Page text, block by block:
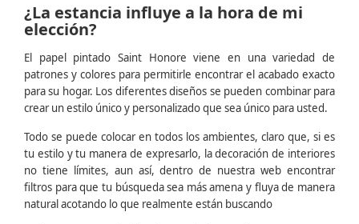
¿La estancia influye a la hora de mi
elección?
El papel pintado Saint Honore viene en una variedad de
patrones y colores para permitirle encontrar el acabado exacto
para su hogar. Los diferentes diseños se pueden combinar para
crear un estilo único y personalizado que sea único para usted.
Todo se puede colocar en todos los ambientes, claro que, si es
tu estilo y tu manera de expresarlo, la decoración de interiores
no tiene límites, aun así, dentro de nuestra web encontrar
filtros para que tu búsqueda sea más amena y fluya de manera
natural acotando lo que realmente están buscando